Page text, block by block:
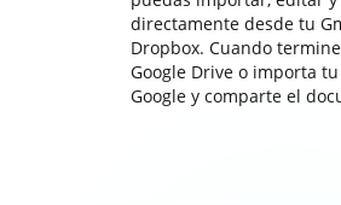
directamente desde tu
Dropbox. Cuando
Google Drive o importa
Google y comparte el